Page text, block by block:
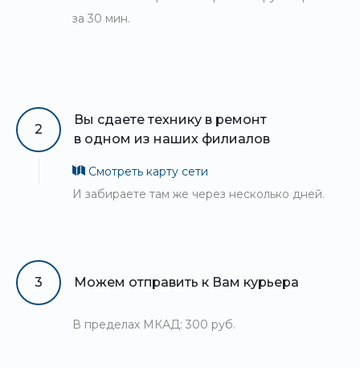
за 30 мин.
2
Вы сдаете технику в ремонт
в одном из наших филиалов
Смотреть карту сети
И забираете там же через несколько дней.
3 Можем отправить к Вам курьера
В пределах МКАД: 300 руб.